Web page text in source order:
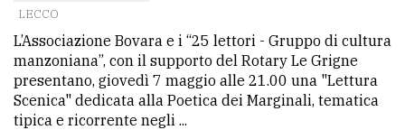
LECCO
L’Associazione Bovara e i “25 lettori - Gruppo di cultura
manzoniana”, con il supporto del Rotary Le Grigne
presentano, giovedì 7 maggio alle 21.00 una "Lettura
Scenica" dedicata alla Poetica dei Marginali, tematica
tipica e ricorrente negli ...